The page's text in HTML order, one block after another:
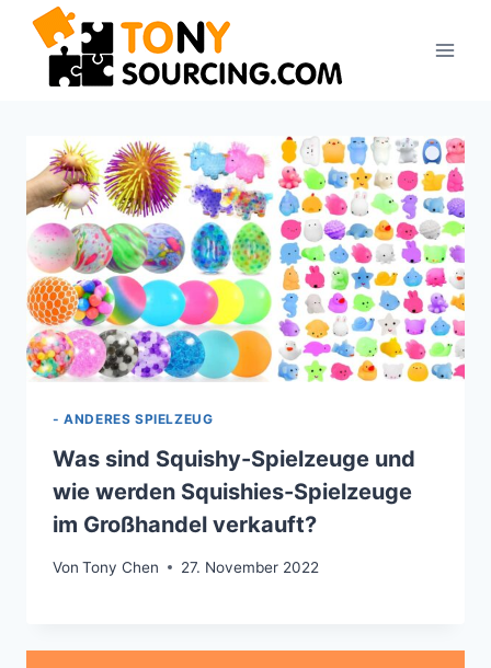
Zum
Inhalt
springen
- ANDERES SPIELZEUG
Was sind Squishy-Spielzeuge und
wie werden Squishies-Spielzeuge
im Großhandel verkauft?
Von Tony Chen 27. November 2022